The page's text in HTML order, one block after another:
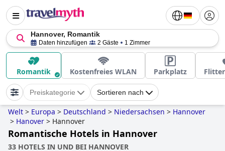
Hannover, Romantik
Daten hinzufügen 2 Gäste 1 Zimmer
Romantik Kostenfreies WLAN Parkplatz
Preiskategorie Sortieren nach
Welt > Europa > Deutschland > Niedersachsen > Hannover
> Hanover > Hannover
Romantische Hotels in Hannover
33 HOTELS IN UND BEI HANNOVER